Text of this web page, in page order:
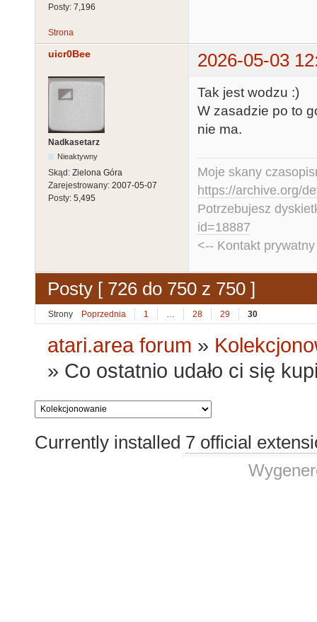
Posty: 7,196
Strona
uicr0Bee 2026-05-03
Nadkasetarz
Nieaktywny
Skąd: Zielona Góra
Zarejestrowany: 2007-05-07
Posty: 5,495
Tak jest wodzu :)
W zasadzie po to
nie ma.
Moje skany
https://archive.org/
Potrzebujesz
id=18887
<-- Kontakt
Posty [ 726 do 750 z 750 ]
Strony Poprzednia 1 … 28 29 30
atari.area forum »
» Co ostatnio udało ci się
Currently installed 7 official